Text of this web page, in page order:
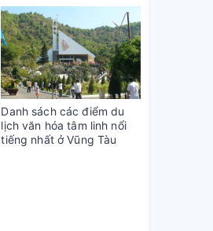
Danh sách các điểm du
lịch văn hóa tâm linh nổi
tiếng nhất ở Vũng Tàu